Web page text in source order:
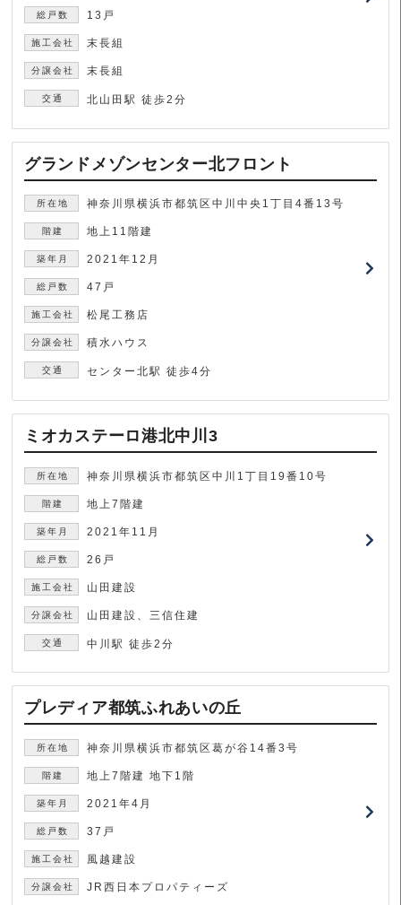
13戸
末長組
末長組
北山田駅 徒歩2分
グランドメゾンセンター北フロント
神奈川県横浜市都筑区中川中央1丁目4番13号
地上11階建
2021年12月
47戸
松尾工務店
積水ハウス
センター北駅 徒歩4分
ミオカステーロ港北中川3
神奈川県横浜市都筑区中川1丁目19番10号
地上7階建
2021年11月
26戸
山田建設
山田建設、三信住建
中川駅 徒歩2分
プレディア都筑ふれあいの丘
神奈川県横浜市都筑区葛が谷14番3号
地上7階建 地下1階
2021年4月
37戸
風越建設
JR西日本プロパティーズ